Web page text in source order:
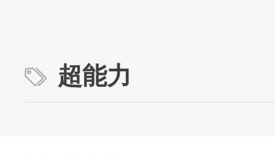
超能力